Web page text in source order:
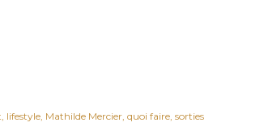
lifestyle Mathilde Mercier quoi faire sorties